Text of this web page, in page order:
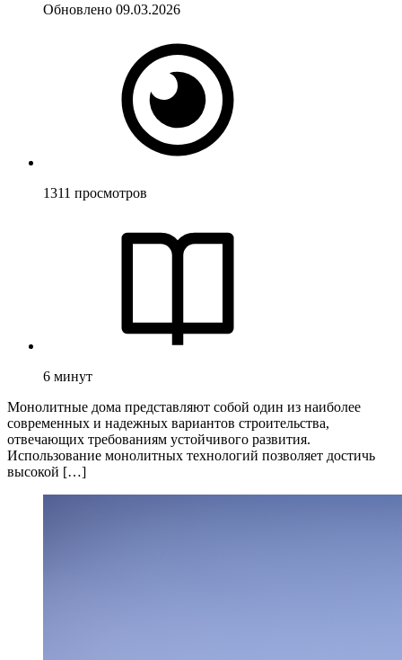
Обновлено 09.03.2026
1311 просмотров
6 минут
Монолитные дома представляют собой один из наиболее
современных и надежных вариантов строительства,
отвечающих требованиям устойчивого развития.
Использование монолитных технологий позволяет достичь
высокой […]